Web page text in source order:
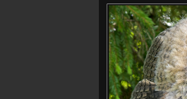
Фотогалерея